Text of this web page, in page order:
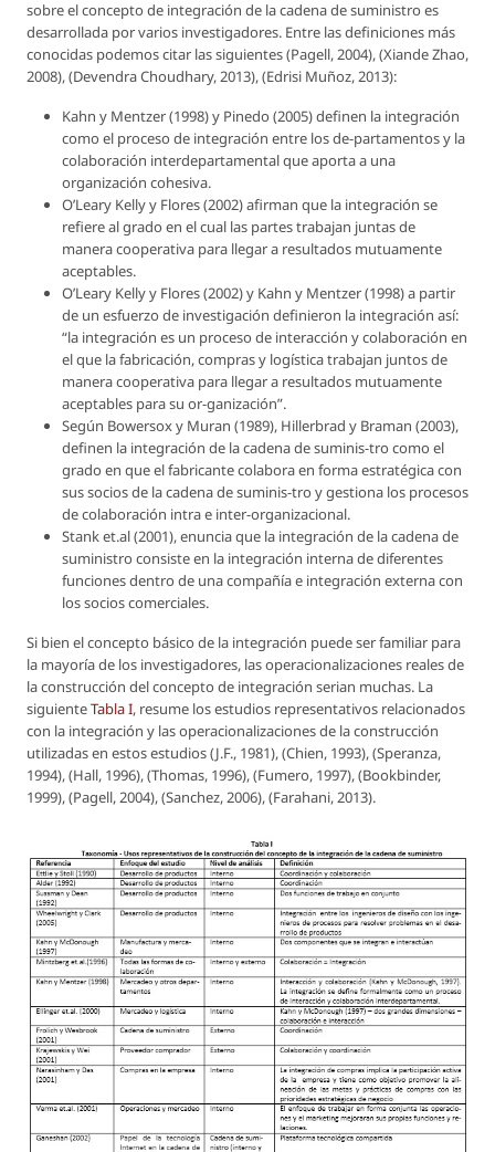
sobre el concepto de integración de la cadena de suministro es
desarrollada por varios investigadores. Entre las definiciones más
conocidas podemos citar las siguientes (Pagell, 2004), (Xiande Zhao,
2008), (Devendra Choudhary, 2013), (Edrisi Muñoz, 2013):
Kahn y Mentzer (1998) y Pinedo (2005) definen la integración
como el proceso de integración entre los de-partamentos y la
colaboración interdepartamental que aporta a una
organización cohesiva.
O’Leary Kelly y Flores (2002) afirman que la integración se
refiere al grado en el cual las partes trabajan juntas de
manera cooperativa para llegar a resultados mutuamente
aceptables.
O’Leary Kelly y Flores (2002) y Kahn y Mentzer (1998) a partir
de un esfuerzo de investigación definieron la integración así:
“la integración es un proceso de interacción y colaboración en
el que la fabricación, compras y logística trabajan juntos de
manera cooperativa para llegar a resultados mutuamente
aceptables para su or-ganización”.
Según Bowersox y Muran (1989), Hillerbrad y Braman (2003),
definen la integración de la cadena de suminis-tro como el
grado en que el fabricante colabora en forma estratégica con
sus socios de la cadena de suminis-tro y gestiona los procesos
de colaboración intra e inter-organizacional.
Stank et.al (2001), enuncia que la integración de la cadena de
suministro consiste en la integración interna de diferentes
funciones dentro de una compañía e integración externa con
los socios comerciales.
Si bien el concepto básico de la integración puede ser familiar para
la mayoría de los investigadores, las operacionalizaciones reales de
la construcción del concepto de integración serian muchas. La
siguienteTabla I, resume los estudios representativos relacionados
con la integración y las operacionalizaciones de la construcción
utilizadas en estos estudios (J.F., 1981), (Chien, 1993), (Speranza,
1994), (Hall, 1996), (Thomas, 1996), (Fumero, 1997), (Bookbinder,
1999), (Pagell, 2004), (Sanchez, 2006), (Farahani, 2013).